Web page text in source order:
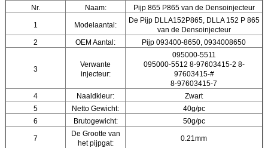
Nr. Naam: Pijp 865 P865 van de Densoinjecteur
1 Modelaantal:
De Pijp DLLA152P865, DLLA 152 P 865
van de Densoinjecteur
2
OEM Aantal: Pijp 093400-8650, 0934008650
3
Verwante
injecteur:
095000-5511
095000-5512 8-97603415-2 8-
97603415-#
8-97603415-7
4
Naaldkleur:
Zwart
5
Netto Gewicht:
40g/pc
6
Brutogewicht: 50g/pc
7
De Grootte van
het pijpgat:
0.21mm